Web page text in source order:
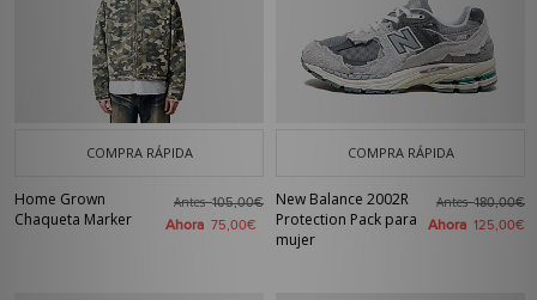
COMPRA RÁPIDA
Home Grown
Chaqueta Marker
Antes105,00€
Ahora 75,00€
COMPRA RÁPIDA
New Balance 2002R
Protection Pack para
mujer
Antes180,00€
Ahora 125,00€